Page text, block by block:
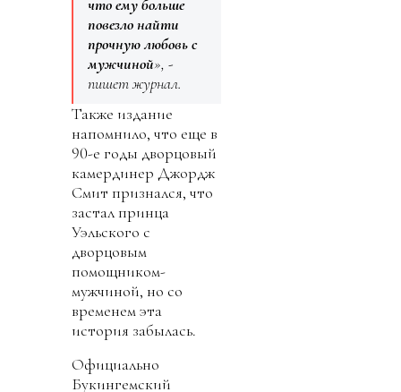
что ему больше
повезло найти
прочную любовь с
мужчиной», -
пишет журнал.
Также издание
напомнило, что еще в
90-е годы дворцовый
камердинер Джордж
Смит признался, что
застал принца
Уэльского с
дворцовым
помощником-
мужчиной, но со
временем эта
история забылась.
Официально
Букингемский